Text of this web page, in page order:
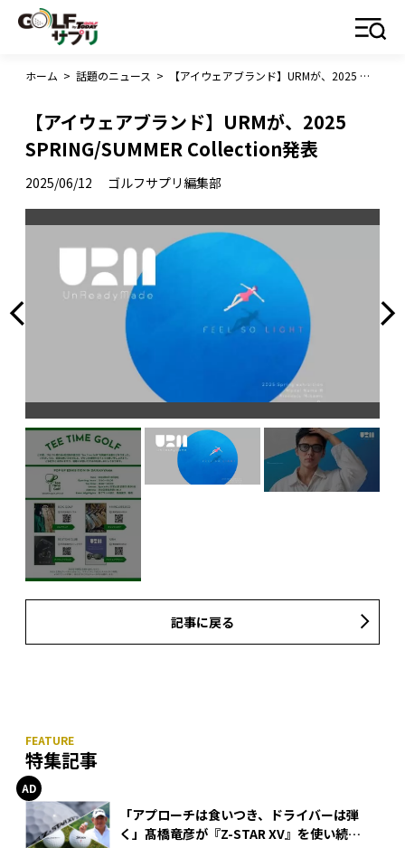
ホーム > 話題のニュース > 【アイウェアブランド】URMが、2025 SPRING/SUMMER Collection発表
【アイウェアブランド】URMが、2025
SPRING/SUMMER Collection発表
2025/06/12 ゴルフサプリ編集部
記事に戻る
特集記事
「アプローチは食いつき、ドライバーは弾
く」髙橋竜彦が『Z-STAR XV』を使い続け